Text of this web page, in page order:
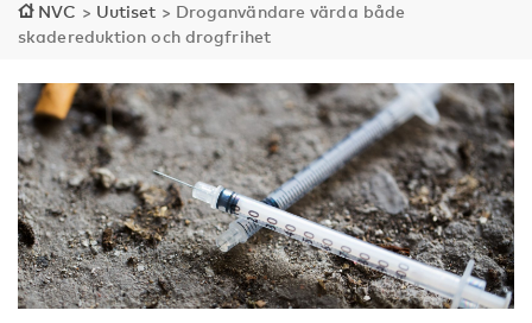
NVC > Uutiset > Droganvändare värda både
skadereduktion och drogfrihet